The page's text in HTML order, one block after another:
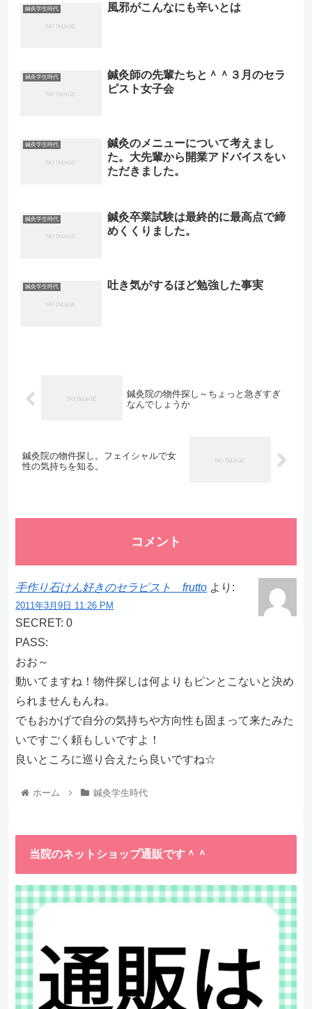
鍼灸学生時代 風邪がこんなにも辛いとは
鍼灸学生時代
鍼灸師の先輩たちと＾＾３月のセラ
ピスト女子会
鍼灸学生時代
鍼灸のメニューについて考えまし
た。大先輩から開業アドバイスをい
ただきました。
鍼灸学生時代
鍼灸卒業試験は最終的に最高点で締
めくくりました。
鍼灸学生時代 吐き気がするほど勉強した事実
鍼灸院の物件探し～ちょっと急ぎすぎ
なんでしょうか
鍼灸院の物件探し。フェイシャルで女
性の気持ちを知る。
コメント
手作り石けん好きのセラピスト frutto より:
2011年3月9日 11:26 PM
SECRET: 0
PASS:
おお～
動いてますね！物件探しは何よりもピンとこないと決め
られませんもんね。
でもおかげで自分の気持ちや方向性も固まって来たみた
いですごく頼もしいですよ！
良いところに巡り合えたら良いですね☆
ホーム 鍼灸学生時代
当院のネットショップ通販です＾＾